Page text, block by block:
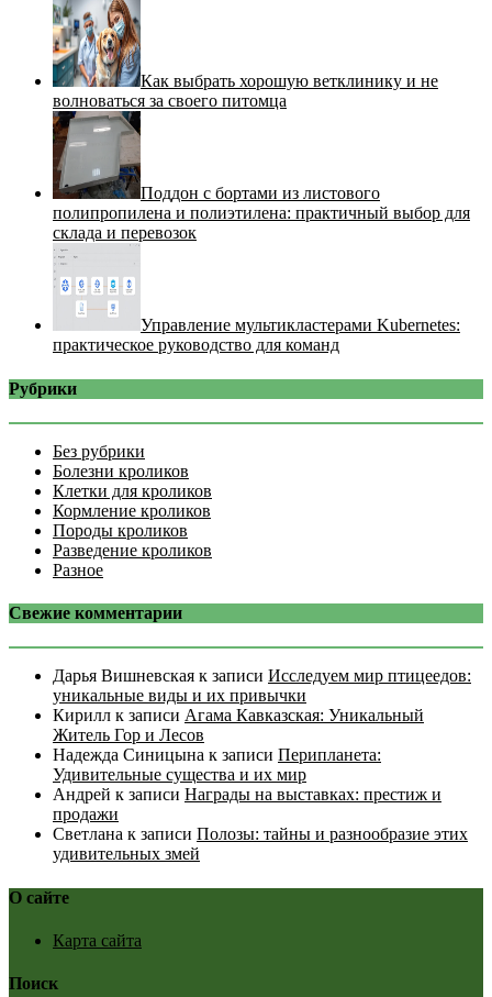
Как выбрать хорошую ветклинику и не
волноваться за своего питомца
Поддон с бортами из листового
полипропилена и полиэтилена: практичный выбор для
склада и перевозок
Управление мультикластерами Kubernetes:
практическое руководство для команд
Рубрики
Без рубрики
Болезни кроликов
Клетки для кроликов
Кормление кроликов
Породы кроликов
Разведение кроликов
Разное
Свежие комментарии
Дарья Вишневская к записи Исследуем мир птицеедов:
уникальные виды и их привычки
Кирилл к записи Агама Кавказская: Уникальный
Житель Гор и Лесов
Надежда Синицына к записи Перипланета:
Удивительные существа и их мир
Андрей к записи Награды на выставках: престиж и
продажи
Светлана к записи Полозы: тайны и разнообразие этих
удивительных змей
О сайте
Карта сайта
Поиск